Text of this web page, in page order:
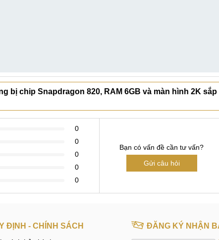
bị chip Snapdragon 820, RAM 6GB và màn hình 2K sắp
0
0
0
0
0
Bạn có vấn đề cần tư vấn?
Gửi câu hỏi
ĐỊNH - CHÍNH SÁCH
ĐĂNG KÝ NHẬN